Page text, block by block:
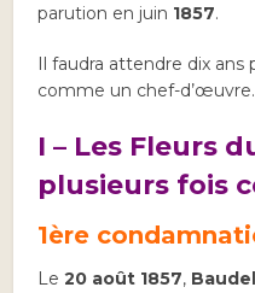
parution en juin 1857.
Il faudra attendre dix ans
comme un chef-d’œuvre.
I – Les Fleurs
plusieurs fois
1ère
Le20 août 1857,